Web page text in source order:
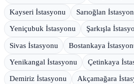
Kayseri İstasyonu Sarıoğlan
Yeniçubuk İstasyonu Şarkışla
Sivas İstasyonu Bostankaya
Yenikangal İstasyonu Çetinkaya
Demiriz İstasyonu Akçamağara